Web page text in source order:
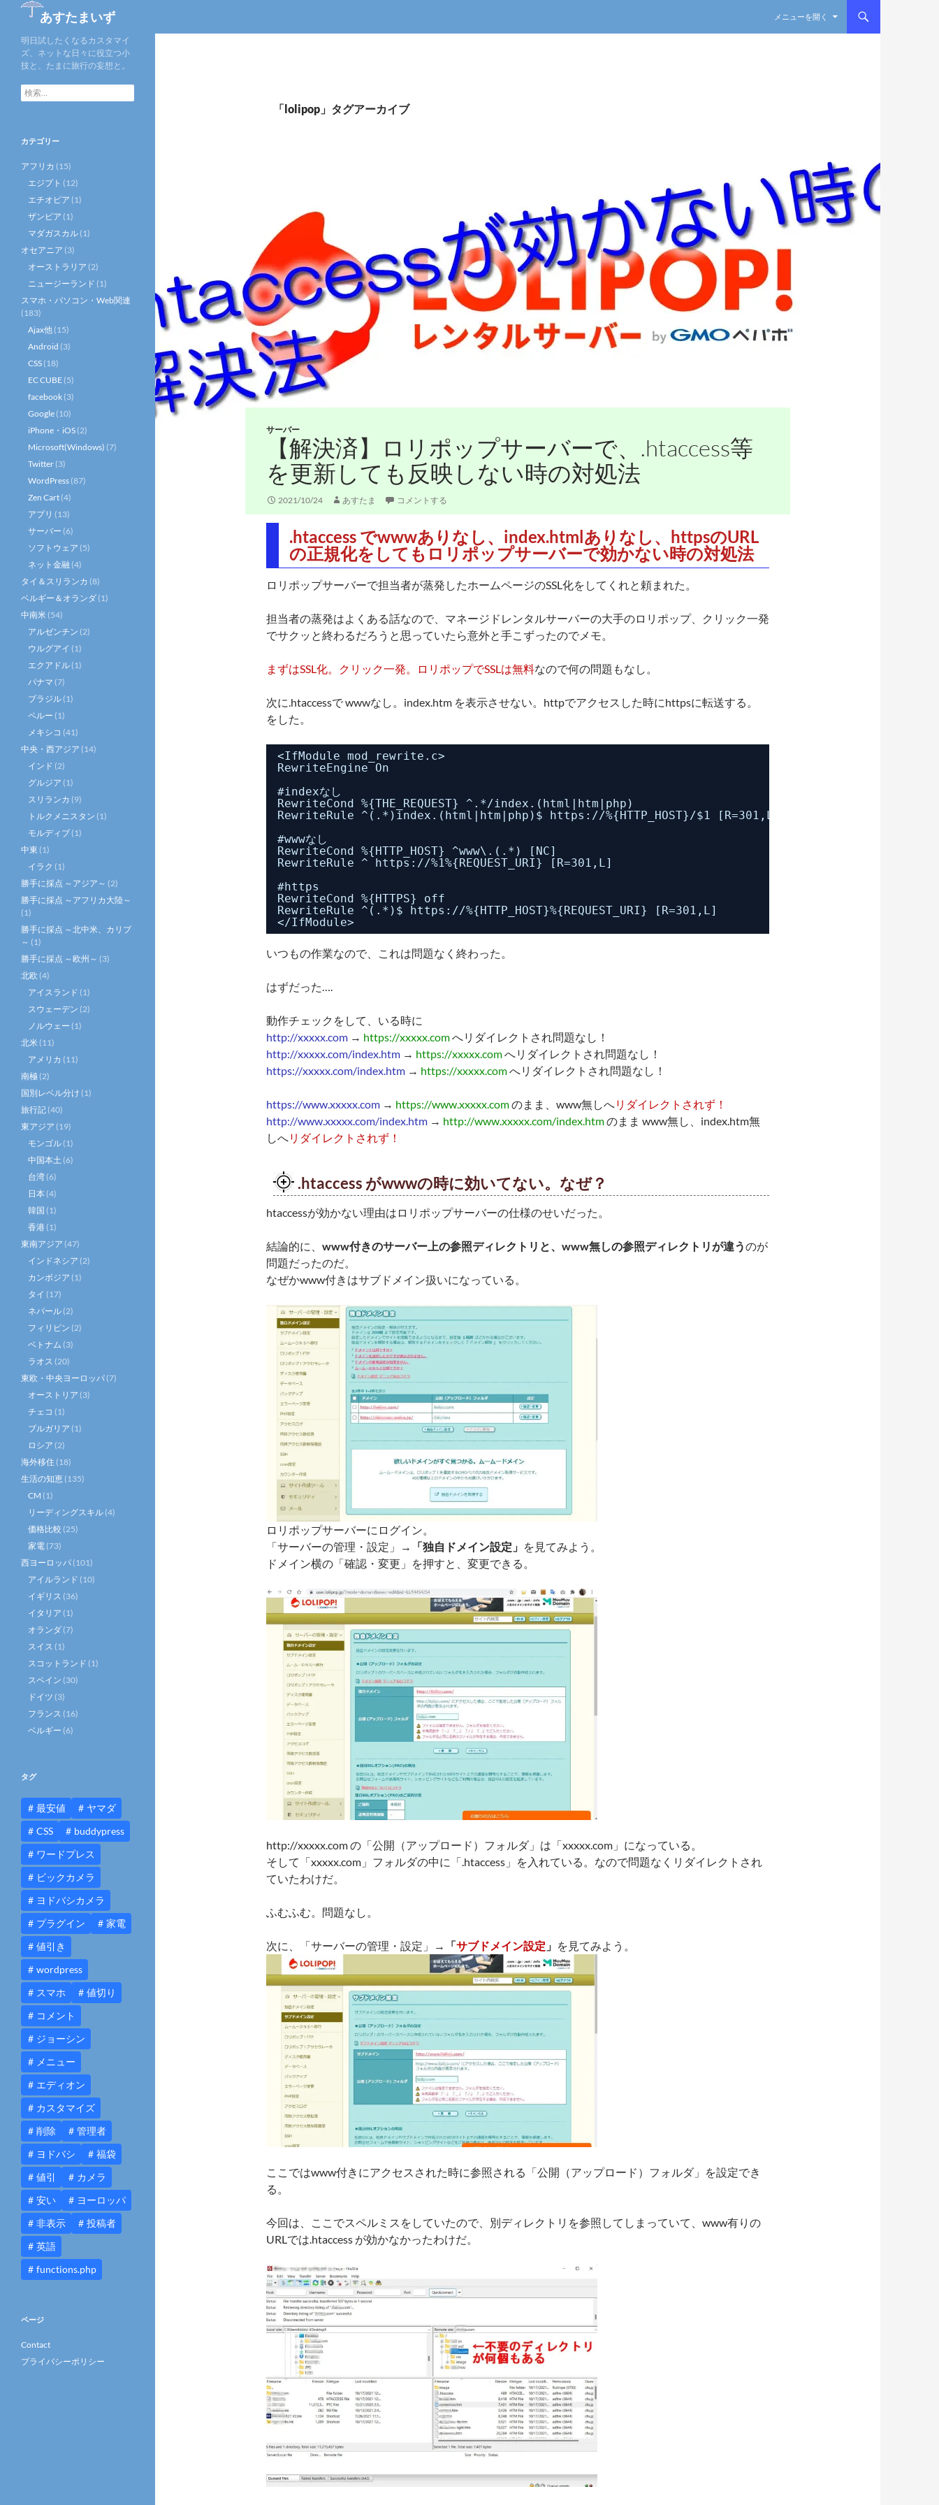
あすたまいず
メニューを開く
「lolipop」タグアーカイブ
サーバー
【解決済】ロリポップサーバーで、.htaccess等
を更新しても反映しない時の対処法
2021/10/24 あすたま コメントする
.htaccess でwwwありなし、index.htmlありなし、httpsのURL
の正規化をしてもロリポップサーバーで効かない時の対処法
ロリポップサーバーで担当者が蒸発したホームページのSSL化をしてくれと頼まれた。
担当者の蒸発はよくある話なので、マネージドレンタルサーバーの大手のロリポップ、クリック一発
でサクッと終わるだろうと思っていたら意外と手こずったのでメモ。
まずはSSL化。クリック一発。ロリポップでSSLは無料なので何の問題もなし。
次に.htaccessで wwwなし。index.htm を表示させない。httpでアクセスした時にhttpsに転送する。
をした。
<IfModule mod_rewrite.c>
RewriteEngine On
#indexなし
RewriteCond %{THE_REQUEST} ^.*/index.(html|htm|php)
RewriteRule ^(.*)index.(html|htm|php)$ https://%{HTTP_HOST}/$1 [R=301,L]
#wwwなし
RewriteCond %{HTTP_HOST} ^www\.(.*) [NC]
RewriteRule ^ https://%1%{REQUEST_URI} [R=301,L]
#https
RewriteCond %{HTTPS} off
RewriteRule ^(.*)$ https://%{HTTP_HOST}%{REQUEST_URI} [R=301,L]
</IfModule>
いつもの作業なので、これは問題なく終わった。
はずだった….
動作チェックをして、いる時に
http://xxxxx.com → https://xxxxx.comへリダイレクトされ問題なし！
http://xxxxx.com/index.htm → https://xxxxx.comへリダイレクトされ問題なし！
https://xxxxx.com/index.htm → https://xxxxx.comへリダイレクトされ問題なし！
https://www.xxxxx.com → https://www.xxxxx.comのまま、www無しへリダイレクトされず！
http://www.xxxxx.com/index.htm → http://www.xxxxx.com/index.htmのまま www無し、index.htm無
しへリダイレクトされず！
.htaccess がwwwの時に効いてない。なぜ？
htaccessが効かない理由はロリポップサーバーの仕様のせいだった。
結論的に、 www付きのサーバー上の参照ディレクトリと、www無しの参照ディレクトリが違うのが
問題だったのだ。
なぜかwww付きはサブドメイン扱いになっている。
ロリポップサーバーにログイン。
「サーバーの管理・設定」→
「独自ドメイン設定」 を見てみよう。
ドメイン横の「確認・変更」を押すと、変更できる。
http://xxxxx.com の「公開（アップロード）フォルダ」は「xxxxx.com」になっている。
そして「xxxxx.com」フォルダの中に「.htaccess」を入れている。なので問題なくリダイレクトされ
ていたわけだ。
ふむふむ。問題なし。
次に、「サーバーの管理・設定」→ 「サブドメイン設定 」 を見てみよう。
ここではwww付きにアクセスされた時に参照される「公開（アップロード）フォルダ」を設定でき
る。
今回は、ここでスペルミスをしていたので、別ディレクトリを参照してしまっていて、www有りの
URLでは.htaccess が効かなかったわけだ。
明日試したくなるカスタマイ
ズ、ネットな日々に役立つ小
技と、たまに旅行の妄想と。
検
索:
カテゴリー
アフリカ (15)
エジプト (12)
エチオピア (1)
ザンビア (1)
マダガスカル (1)
オセアニア (3)
オーストラリア (2)
ニュージーランド (1)
スマホ・パソコン・Web関連
(183)
Ajax他 (15)
Android (3)
CSS (18)
EC CUBE (5)
facebook (3)
Google (10)
iPhone・iOS (2)
Microsoft(Windows) (7)
Twitter (3)
WordPress (87)
Zen Cart (4)
アプリ (13)
サーバー (6)
ソフトウェア (5)
ネット金融 (4)
タイ＆スリランカ (8)
ベルギー＆オランダ (1)
中南米 (54)
アルゼンチン (2)
ウルグアイ (1)
エクアドル (1)
パナマ (7)
ブラジル (1)
ペルー (1)
メキシコ (41)
中央・西アジア (14)
インド (2)
グルジア (1)
スリランカ (9)
トルクメニスタン (1)
モルディブ (1)
中東 (1)
イラク (1)
勝手に採点 ～アジア～ (2)
勝手に採点 ～アフリカ大陸～
(1)
勝手に採点 ～北中米、カリブ
～ (1)
勝手に採点 ～欧州～ (3)
北欧 (4)
アイスランド (1)
スウェーデン (2)
ノルウェー (1)
北米 (11)
アメリカ (11)
南極 (2)
国別レベル分け (1)
旅行記 (40)
東アジア (19)
モンゴル (1)
中国本土 (6)
台湾 (6)
日本 (4)
韓国 (1)
香港 (1)
東南アジア (47)
インドネシア (2)
カンボジア (1)
タイ (17)
ネパール (2)
フィリピン (2)
ベトナム (3)
ラオス (20)
東欧・中央ヨーロッパ (7)
オーストリア (3)
チェコ (1)
ブルガリア (1)
ロシア (2)
海外移住 (18)
生活の知恵 (135)
CM (1)
リーディングスキル (4)
価格比較 (25)
家電 (73)
西ヨーロッパ (101)
アイルランド (10)
イギリス (36)
イタリア (1)
オランダ (7)
スイス (1)
スコットランド (1)
スペイン (30)
ドイツ (3)
フランス (16)
ベルギー (6)
タグ
最安値
ヤマダ
CSS
buddypress
ワードプレス
ビックカメラ
ヨドバシカメラ
プラグイン
家電
値引き
wordpress
スマホ
値切り
コメント
ジョーシン
メニュー
エディオン
カスタマイズ
削除
管理者
ヨドバシ
福袋
値引
カメラ
安い
ヨーロッパ
非表示
投稿者
英語
functions.php
ページ
Contact
プライバシーポリシー